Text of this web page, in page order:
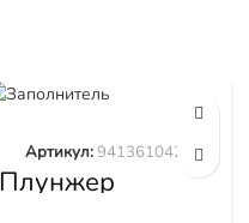
Плунжер
9413610423
Артикул:9413610423